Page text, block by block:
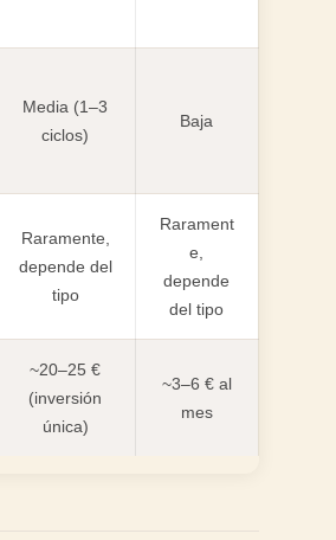
Media (1–3
ciclos)
Baja
Raramente,
depende del
tipo
Rarament
e,
depende
del tipo
~20–25 €
(inversión
única)
~3–6 € al
mes